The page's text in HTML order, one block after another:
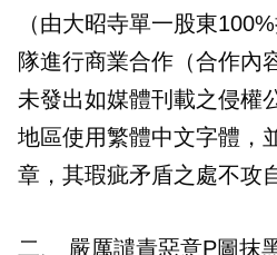
（由大昭寺單一股東
隊進行商業合作（合作內
未發出如媒體刊載之侵權
地區使用繁體中文字體，
章，其瑕疵矛盾之處不攻
二、 嚴厲譴責惡意P圖抹